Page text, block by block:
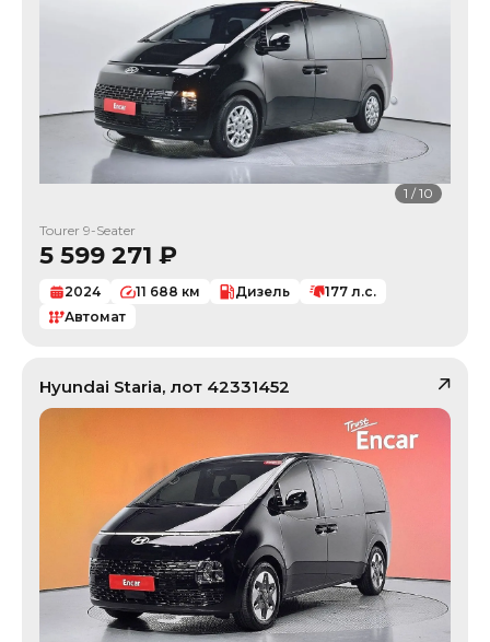
1 /10
Tourer 9-Seater
5 599 271 ₽
2024 11 688 км Дизель 177 л.с.
Автомат
Hyundai Staria, лот 42331452